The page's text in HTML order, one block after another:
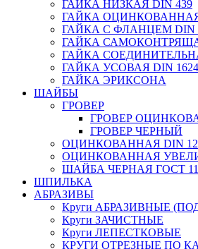
ГАЙКА НИЗКАЯ DIN 439
ГАЙКА ОЦИНКОВАННАЯ
ГАЙКА С ФЛАНЦЕМ DIN
ГАЙКА
ГАЙКА
ГАЙКА УСОВАЯ DIN 1624
ГАЙКА ЭРИКСОНА
ШАЙБЫ
ГРОВЕР
ГРОВЕР
ГРОВЕР ЧЕРНЫЙ
ОЦИНКОВАННАЯ DIN
ОЦИНКОВАННАЯ
ШАЙБА ЧЕРНАЯ ГОСТ
ШПИЛЬКА
АБРАЗИВЫ
Круги АБРАЗИВНЫЕ
Круги ЗАЧИСТНЫЕ
Круги ЛЕПЕСТКОВЫЕ
КРУГИ ОТРЕЗНЫЕ ПО